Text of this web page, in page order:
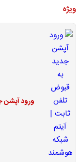
ویژه
ورود آپشن